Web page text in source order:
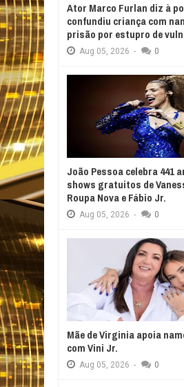
Ator Marco Furlan diz à
confundiu criança com
prisão por estupro de
Aug 05, 2026 - 0
João Pessoa celebra 441
shows gratuitos de
Roupa Nova e Fábio Jr.
Aug 05, 2026 - 0
Mãe de Virginia apoia
com Vini Jr.
Aug 05, 2026 - 0